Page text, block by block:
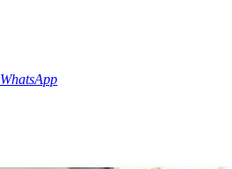
WhatsApp